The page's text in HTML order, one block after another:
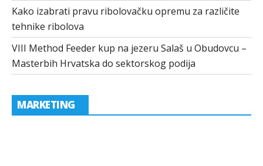
Kako izabrati pravu ribolovačku opremu za različite
tehnike ribolova
VIII Method Feeder kup na jezeru Salaš u Obudovcu –
Masterbih Hrvatska do sektorskog podija
MARKETING